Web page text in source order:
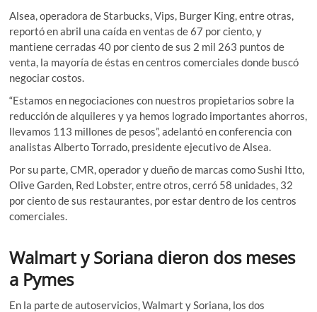
Alsea, operadora de Starbucks, Vips, Burger King, entre otras,
reportó en abril una caída en ventas de 67 por ciento, y
mantiene cerradas 40 por ciento de sus 2 mil 263 puntos de
venta, la mayoría de éstas en centros comerciales donde buscó
negociar costos.
“Estamos en negociaciones con nuestros propietarios sobre la
reducción de alquileres y ya hemos logrado importantes ahorros,
llevamos 113 millones de pesos”, adelantó en conferencia con
analistas Alberto Torrado, presidente ejecutivo de Alsea.
Por su parte, CMR, operador y dueño de marcas como Sushi Itto,
Olive Garden, Red Lobster, entre otros, cerró 58 unidades, 32
por ciento de sus restaurantes, por estar dentro de los centros
comerciales.
Walmart y Soriana dieron dos meses
a Pymes
En la parte de autoservicios, Walmart y Soriana, los dos